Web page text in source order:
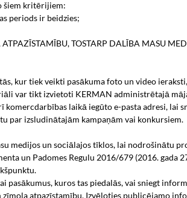
šiem kritērijiem:
periods ir beidzies;
TOSTARP DALĪBA MASU
kur tiek veikti pasākuma foto un video
var tikt izvietoti KERMAN administrētajā
laikā iegūto e-pasta adresi,
par izsludinātajām kampaņām vai konkursiem.
medijos un sociālajos tīklos, lai nodrošinātu
un Padomes Regulu 2016/679 (2016. gada
pasākumus, kuros tas piedalās, vai sniegt
atpazīstamību. Izvēloties publicējamo